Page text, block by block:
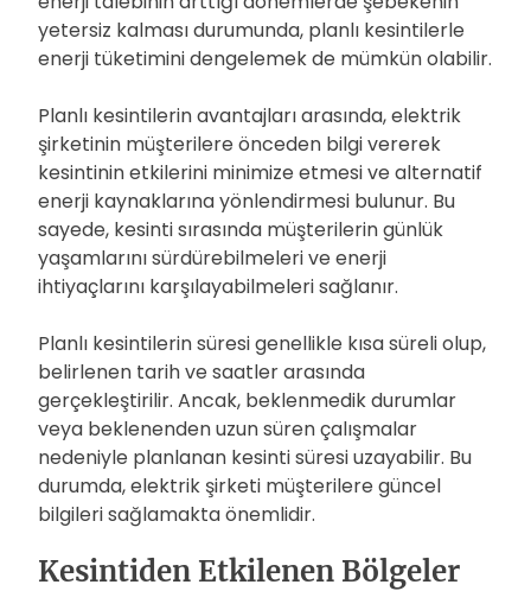
yetersiz kalması durumunda, planlı kesintilerle
enerji tüketimini dengelemek de mümkün olabilir.
Planlı kesintilerin avantajları arasında, elektrik
şirketinin müşterilere önceden bilgi vererek
kesintinin etkilerini minimize etmesi ve alternatif
enerji kaynaklarına yönlendirmesi bulunur. Bu
sayede, kesinti sırasında müşterilerin günlük
yaşamlarını sürdürebilmeleri ve enerji
ihtiyaçlarını karşılayabilmeleri sağlanır.
Planlı kesintilerin süresi genellikle kısa süreli olup,
belirlenen tarih ve saatler arasında
gerçekleştirilir. Ancak, beklenmedik durumlar
veya beklenenden uzun süren çalışmalar
nedeniyle planlanan kesinti süresi uzayabilir. Bu
durumda, elektrik şirketi müşterilere güncel
bilgileri sağlamakta önemlidir.
Kesintiden Etkilenen Bölgeler